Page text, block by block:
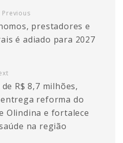
Previous
prestadores e
é adiado para 2027
R$ 8,7 milhões,
reforma do
Olindina e fortalece
na região